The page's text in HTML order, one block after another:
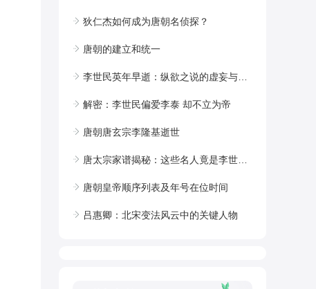
狄仁杰如何成为唐朝名侦探？
唐朝的建立和统一
李世民英年早逝：纵欲之说的虚妄与真相的探寻
解密：李世民偏爱李泰 却不立为帝
唐朝唐玄宗李隆基逝世
唐太宗家谱揭秘：这些名人竟是李世民的先祖
唐朝皇帝顺序列表及年号在位时间
吕惠卿：北宋变法风云中的关键人物